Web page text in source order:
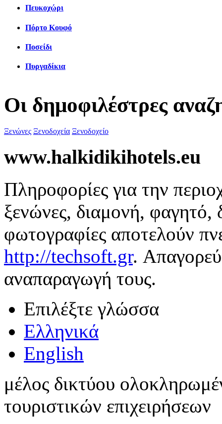
Πευκοχώρι
Πόρτο Κουφό
Ποσείδι
Πυργαδίκια
Οι δημοφιλέστρες
Ξενώνες Ξενοδοχεία Ξενοδοχείο
www.halkidikihotels.eu
Πληροφορίες για την
ξενώνες, διαμονή, φαγητό,
φωτογραφίες αποτελούν
http://techsoft.gr.
αναπαραγωγή τους.
Επιλέξτε γλώσσα
Ελληνικά
English
μέλος δικτύου
τουριστικών επιχειρήσεων